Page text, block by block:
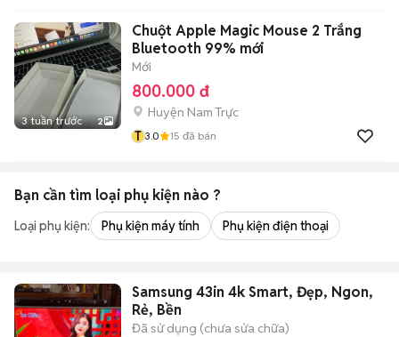
3 tuần trước 2
Chuột Apple Magic Mouse 2 Trắng
Bluetooth 99% mới
Mới
800.000 đ
Huyện Nam Trực
T 3.0 15 đã bán
Bạn cần tìm loại phụ kiện nào ?
Loại phụ kiện: Phụ kiện máy tính Phụ kiện điện thoại
Samsung 43in 4k Smart, Đẹp, Ngon,
Rẻ, Bền
Đã sử dụng (chưa sửa chữa)